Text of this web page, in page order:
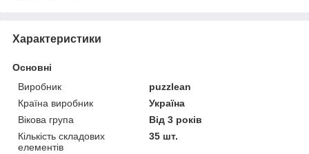
Характеристики
Основні
Виробник
puzzlean
Країна виробник
Україна
Вікова група
Від 3 років
Кількість складових
елементів
35 шт.